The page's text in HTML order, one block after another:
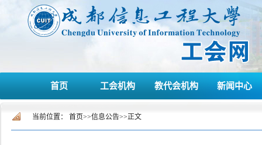
首页 工会机构 教代会机构 新闻中心
当前位置： 首页>>信息公告>>正文